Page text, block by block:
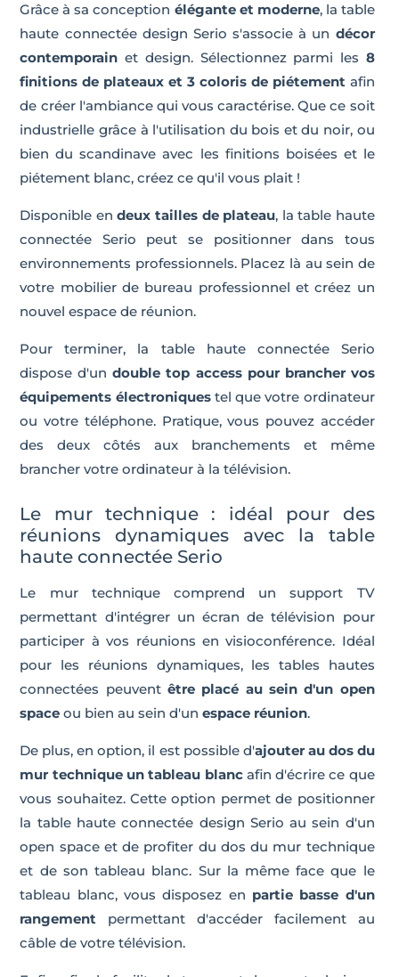
Grâce à sa conception élégante et moderne, la table
haute connectée design Serio s'associe à un décor
contemporain et design. Sélectionnez parmi les 8
finitions de plateaux et 3 coloris de piétementafin
de créer l'ambiance qui vous caractérise. Que ce soit
industrielle grâce à l'utilisation du bois et du noir, ou
bien du scandinave avec les finitions boisées et le
piétement blanc, créez ce qu'il vous plait !
Disponible endeux tailles de plateau, la table haute
connectée Serio peut se positionner dans tous
environnements professionnels. Placez là au sein de
votre mobilier de bureau professionnel et créez un
nouvel espace de réunion.
Pour terminer, la table haute connectée Serio
dispose d'undouble top access pour brancher vos
équipements électroniquestel que votre ordinateur
ou votre téléphone. Pratique, vous pouvez accéder
des deux côtés aux branchements et même
brancher votre ordinateur à la télévision.
Le mur technique : idéal pour des
réunions dynamiques avec la table
haute connectée Serio
Le mur technique comprend un support TV
permettant d'intégrer un écran de télévision pour
participer à vos réunions en visioconférence. Idéal
pour les réunions dynamiques, les tables hautes
connectées peuventêtre placé au sein d'un open
spaceou bien au sein d'unespace réunion.
De plus, en option, il est possible d'ajouter au dos du
mur technique un tableau blancafin d'écrire ce que
vous souhaitez. Cette option permet de positionner
la table haute connectée design Serio au sein d'un
open space et de profiter du dos du mur technique
et de son tableau blanc. Sur la même face que le
tableau blanc, vous disposez en partie basse d'un
rangement permettant d'accéder facilement au
câble de votre télévision.